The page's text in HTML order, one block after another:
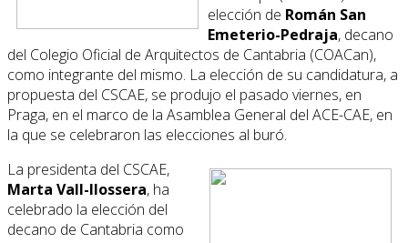
elección de Román San
Emeterio-Pedraja, decano
del Colegio Oficial de Arquitectos de Cantabria (COACan),
como integrante del mismo. La elección de su candidatura, a
propuesta del CSCAE, se produjo el pasado viernes, en
Praga, en el marco de la Asamblea General del ACE-CAE, en
la que se celebraron las elecciones al buró.
La presidenta del CSCAE,
Marta Vall-llossera, ha
celebrado la elección del
decano de Cantabria como